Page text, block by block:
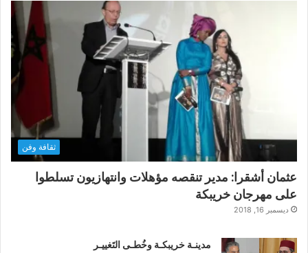
ثقافة وفن
عثمان أشقرا: مدير تنقصه مؤهلات وانتهازيون تسلطوا
على مهرجان خريبكة
ديسمبر 16, 2018
مدينـة خريبكـة وخُطـى التَغييـر